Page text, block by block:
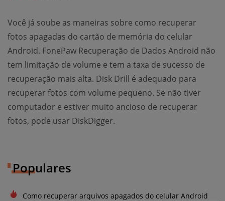
Você já soube as maneiras sobre como recuperar
fotos apagadas do cartão de memória do celular
Android. FonePaw Recuperação de Dados Android não
tem limitação de volume e tem a taxa de sucesso de
recuperação mais alta. Disk Drill é adequado para
recuperar fotos com volume pequeno. Se não tiver
computador e estiver muito ancioso de recuperar
fotos, pode usar DiskDigger.
Populares
Como recuperar arquivos apagados do celular Android